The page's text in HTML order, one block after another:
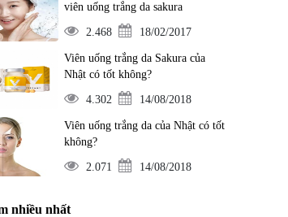
viên uống trắng da sakura
2.468 18/02/2017
Viên uống trắng da Sakura của
Nhật có tốt không?
4.302 14/08/2018
Viên uống trắng da của Nhật có tốt
không?
2.071 14/08/2018
nhiều nhất